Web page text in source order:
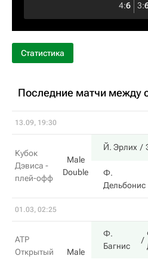
4:6 3:
Статистика
Последние матчи между
13.09, 19:30
Кубок
Дэвиса -
плей-офф
Male
Double
Й. Эрлих
Ф.
Дельбонис
01.03, 02:25
ATP
Открытый
Male
Ф.
Багнис